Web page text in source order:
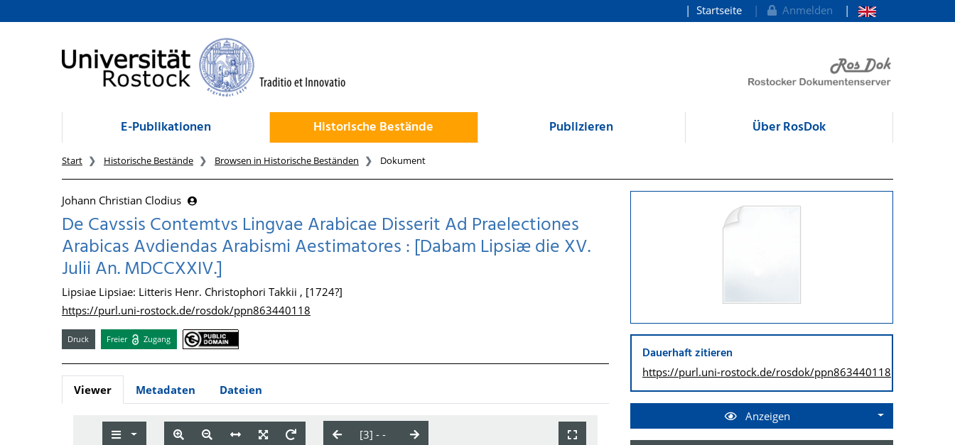
zum Inhalt
Startseite Anmelden
E-Publikationen Historische Bestände Publizieren Über RosDok
Start Historische Bestände Browsen in Historische Beständen Dokument
Johann Christian Clodius
De Cavssis Contemtvs Lingvae Arabicae Disserit Ad Praelectiones
Arabicas Avdiendas Arabismi Aestimatores : [Dabam Lipsiæ die XV.
Julii An. MDCCXXIV.]
Lipsiae Lipsiae: Litteris Henr. Christophori Takkii , [1724?]
https://purl.uni-rostock.de/rosdok/ppn863440118
Druck Freier Zugang
Viewer Metadaten Dateien
Dauerhaft zitieren
https://purl.uni-rostock.de/rosdok/ppn863440118
Anzeigen